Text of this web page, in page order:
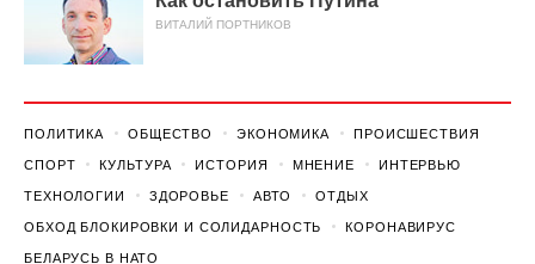
ВИТАЛИЙ ПОРТНИКОВ
ПОЛИТИКА ОБЩЕСТВО ЭКОНОМИКА ПРОИСШЕСТВИЯ
СПОРТ КУЛЬТУРА ИСТОРИЯ МНЕНИЕ ИНТЕРВЬЮ
ТЕХНОЛОГИИ ЗДОРОВЬЕ АВТО ОТДЫХ
ОБХОД БЛОКИРОВКИ И СОЛИДАРНОСТЬ КОРОНАВИРУС
БЕЛАРУСЬ В НАТО